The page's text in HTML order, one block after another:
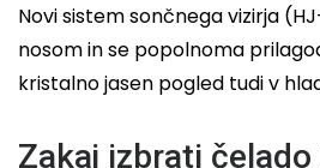
Novi sistem sončnega vizirja
nosom in se popolnoma
kristalno jasen pogled tudi v
Zakaj izbrati čelado